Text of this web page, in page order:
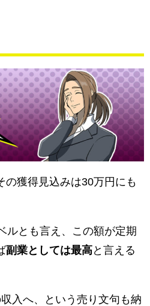
の獲得見込みは30万円にも
ルとも言え、この額が定期
副業としては最高と言える
入へ、という売り文句も納